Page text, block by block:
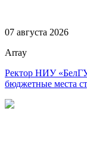
07 августа 2026
Array
Ректор НИУ
бюджетные места